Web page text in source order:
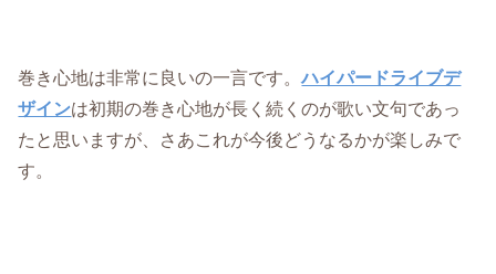
巻き心地は非常に良いの一言です。ハイパードライブデ
ザインは初期の巻き心地が長く続くのが歌い文句であっ
たと思いますが、さあこれが今後どうなるかが楽しみで
す。